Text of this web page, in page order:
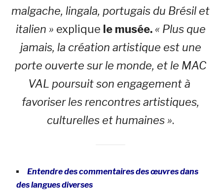
malgache, lingala, portugais du Brésil et
italien » explique le musée. « Plus que
jamais, la création artistique est une
porte ouverte sur le monde, et le MAC
VAL poursuit son engagement à
favoriser les rencontres artistiques,
culturelles et humaines ».
Entendre des commentaires des œuvres dans
des langues diverses